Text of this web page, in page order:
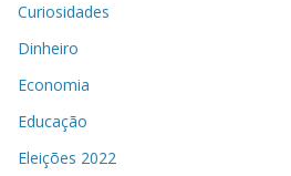
Curiosidades
Dinheiro
Economia
Educação
Eleições 2022